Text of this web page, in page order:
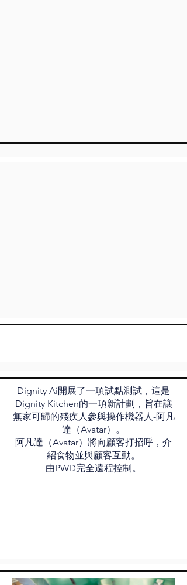
Dignity Ai開展了一項試點測試，這是
Dignity Kitchen的一項新計劃，旨在讓
無家可歸的殘疾人參與操作機器人-阿凡
達（Avatar）。
阿凡達（Avatar）將向顧客打招呼，介
紹食物並與顧客互動。
由PWD完全遠程控制。